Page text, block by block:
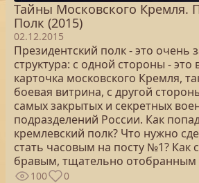
Тайны Московского Кремля.
Полк (2015)
02.12.2015
Президентский полк - это очень
структура: с одной стороны - это
карточка московского Кремля,
боевая витрина, с другой
самых закрытых и секретных
подразделений России. Как
кремлевский полк? Что нужно
стать часовым на посту №1? Как
бравым, тщательно отобранным
100 0